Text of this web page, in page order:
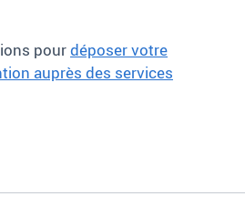
pourdéposer votre
auprès des services